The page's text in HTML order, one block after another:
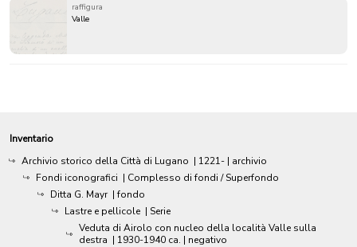
raffigura
Valle
Inventario
Archivio storico della Città di Lugano | 1221- | archivio
Fondi iconografici | Complesso di fondi / Superfondo
Ditta G. Mayr | fondo
Lastre e pellicole | Serie
Veduta di Airolo con nucleo della località Valle sulla
destra | 1930-1940 ca. | negativo